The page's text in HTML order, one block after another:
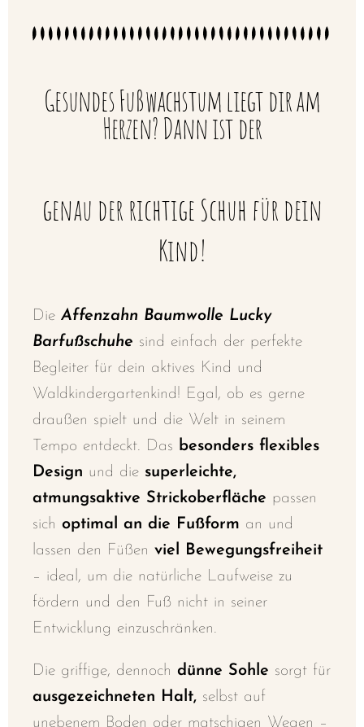
Gesundes Fußwachstum liegt dir am
Herzen? Dann ist der
genau der richtige Schuh für dein
Kind!
Die Affenzahn Baumwolle Lucky
Barfußschuhe sind einfach der perfekte
Begleiter für dein aktives Kind und
Waldkindergartenkind! Egal, ob es gerne
draußen spielt und die Welt in seinem
Tempo entdeckt. Das besonders flexibles
Design und die superleichte,
atmungsaktive Strickoberfläche passen
sich optimal an die Fußform an und
lassen den Füßen viel Bewegungsfreiheit
– ideal, um die natürliche Laufweise zu
fördern und den Fuß nicht in seiner
Entwicklung einzuschränken.
Die griffige, dennoch dünne Sohle sorgt für
ausgezeichneten Halt, selbst auf
unebenem Boden oder matschigen Wegen –